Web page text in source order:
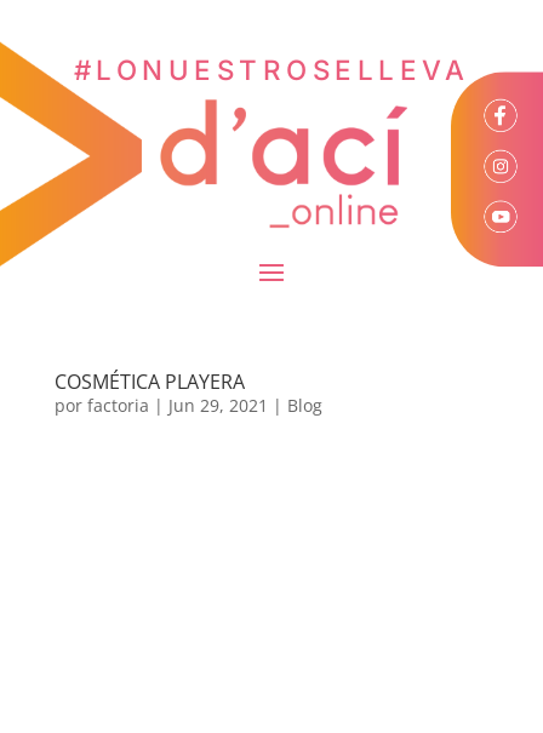
#LONUESTROSELLEVA
COSMÉTICA PLAYERA
por factoria | Jun 29, 2021 | Blog